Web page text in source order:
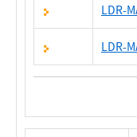
LDR-
LDR-